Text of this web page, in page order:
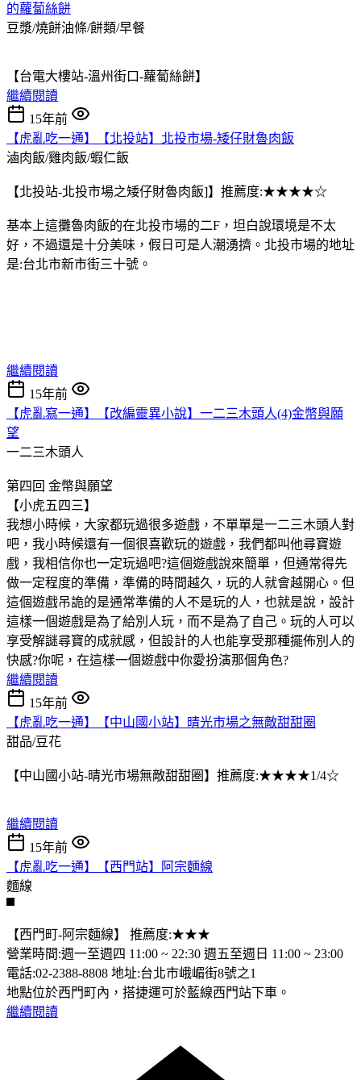
的蘿蔔絲餅
豆漿/燒餅油條/餅類/早餐
【台電大樓站-溫州街口-蘿蔔絲餅】
繼續閱讀
15年前
【虎亂吃一通】【北投站】北投市場-矮仔財魯肉飯
滷肉飯/雞肉飯/蝦仁飯
【北投站-北投市場之矮仔財魯肉飯]】推薦度:★★★★☆
基本上這攤魯肉飯的在北投市場的二F，坦白說環境是不太
好，不過還是十分美味，假日可是人潮湧擠。北投市場的地址
是:台北市新市街三十號。
繼續閱讀
15年前
【虎亂寫一通】【改編靈異小說】一二三木頭人(4)金幣與願
望
一二三木頭人
第四回 金幣與願望
【小虎五四三】
我想小時候，大家都玩過很多遊戲，不單單是一二三木頭人對
吧，我小時候還有一個很喜歡玩的遊戲，我們都叫他尋寶遊
戲，我相信你也一定玩過吧?這個遊戲說來簡單，但通常得先
做一定程度的準備，準備的時間越久，玩的人就會越開心。但
這個遊戲吊詭的是通常準備的人不是玩的人，也就是說，設計
這樣一個遊戲是為了給別人玩，而不是為了自己。玩的人可以
享受解謎尋寶的成就感，但設計的人也能享受那種擺佈別人的
快感?你呢，在這樣一個遊戲中你愛扮演那個角色?
繼續閱讀
15年前
【虎亂吃一通】【中山國小站】晴光市場之無敵甜甜圈
甜品/豆花
【中山國小站-晴光市場無敵甜甜圈】推薦度:★★★★1/4☆
繼續閱讀
15年前
【虎亂吃一通】【西門站】阿宗麵線
麵線
【西門町-阿宗麵線】 推薦度:★★★
營業時間:週一至週四 11:00 ~ 22:30 週五至週日 11:00 ~ 23:00
電話:02-2388-8808 地址:台北市峨嵋街8號之1
地點位於西門町內，搭捷運可於藍線西門站下車。
繼續閱讀